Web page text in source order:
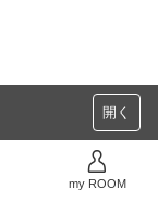
開く
my ROOM